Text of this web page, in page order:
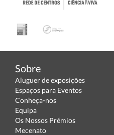
Sobre
Aluguer de exposições
Espaços para Eventos
Conheça-nos
Equipa
Os Nossos Prémios
Mecenato